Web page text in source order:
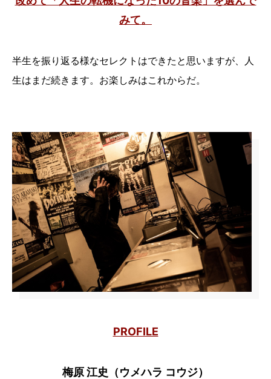
みて。
半生を振り返る様なセレクトはできたと思いますが、人
生はまだ続きます。お楽しみはこれからだ。
PROFILE
梅原 江史（ウメハラ コウジ）